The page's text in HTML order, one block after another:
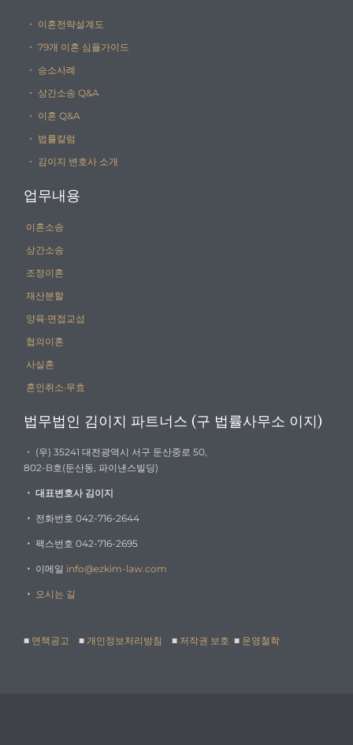
・ 이혼전략설계도
・ 79개 이혼 심플가이드
・ 승소사례
・ 상간소송 Q&A
・ 이혼 Q&A
・ 법률칼럼
・ 김이지 변호사 소개
업무내용
이혼소송
상간소송
조정이혼
재산분할
양육·면접교섭
협의이혼
사실혼
혼인취소·무효
법무법인 김이지 파트너스 (구 법률사무소 이지)
・ (우) 35241 대전광역시 서구 둔산중로 50,
802-B호(둔산동, 파이낸스빌딩)
・ 대표변호사 김이지
・ 전화번호 042-716-2644
・ 팩스번호 042-716-2695
・ 이메일 info@ezkim-law.com
・ 오시는 길
■ 면책공고 ■ 개인정보처리방침 ■ 저작권 보호 ■ 운영철학